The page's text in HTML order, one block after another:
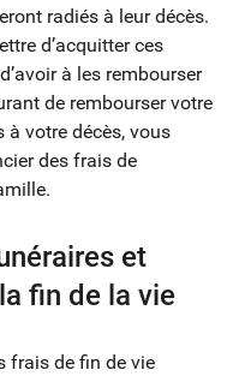
radiés à leur décès.
d’acquitter ces
à les rembourser
de rembourser votre
à votre décès, vous
des frais de
et
fin de la vie
frais de fin de vie